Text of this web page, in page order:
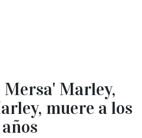
Mersa' Marley,
muere a los
años